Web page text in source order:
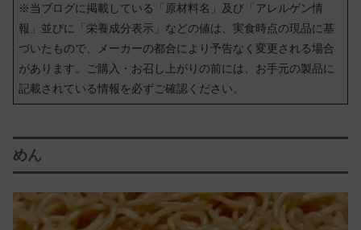
※当ブログに掲載している「原材料名」及び「アレルゲン情
報」並びに「栄養成分表示」などの値は、実食時点の現品に基
づいたもので、メーカーの都合により予告なく変更される場合
があります。ご購入・お召し上がりの前には、お手元の製品に
記載されている情報を必ずご確認ください。
めん